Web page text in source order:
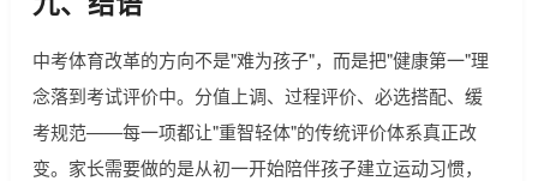
中考体育改革的方向不是"难为孩子"，而是把"健康第一"理
念落到考试评价中。分值上调、过程评价、必选搭配、缓
考规范——每一项都让"重智轻体"的传统评价体系真正改
变。家长需要做的是从初一开始陪伴孩子建立运动习惯，